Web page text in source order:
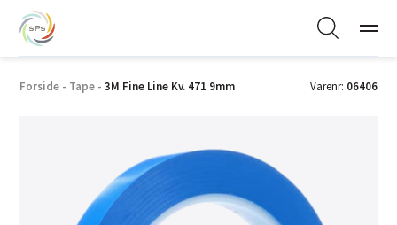
Forside - Tape - 3M Fine Line Kv. 471 9mm Varenr: 06406